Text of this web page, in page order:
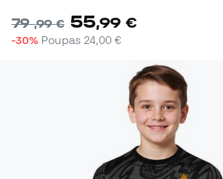
79,99 € 55,99 €
-30% Poupas 24,00 €